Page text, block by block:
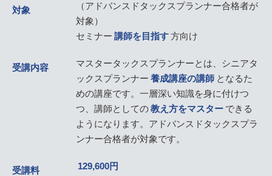
対象
（アドバンスドタックスプランナー合格者が
対象）
セミナー 講師を目指す方向け
受講内容
マスタータックスプランナーとは、シニアタ
ックスプランナー 養成講座の講師 となるた
めの講座です。一層深い知識を身に付けつ
つ、講師としての教え方をマスター できる
ようになります。アドバンスドタックスプラ
ンナー合格者が対象です。
受講料 129,600円